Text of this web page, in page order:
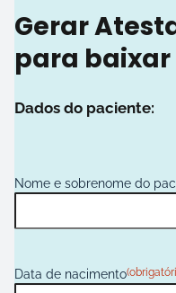
Gerar
para
Dados do paciente:
Nome e sobrenome do
Data de nacimento